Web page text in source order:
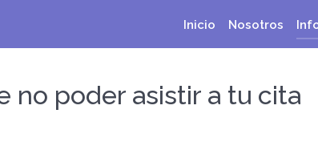
Inicio Nosotros
no poder asistir a tu cita